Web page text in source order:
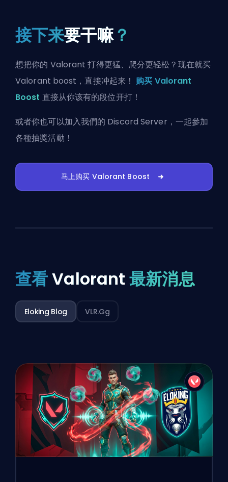
接下来要干嘛？
想把你的 Valorant 打得更猛、爬分更轻松？现在就买
Valorant boost，直接冲起来！ 购买 Valorant
Boost 直接从你该有的段位开打！
或者你也可以加入我們的 Discord Server ，一起參加
各種抽獎活動！
马上购买 Valorant Boost
查看Valorant 最新消息
Eloking Blog VLR.gg